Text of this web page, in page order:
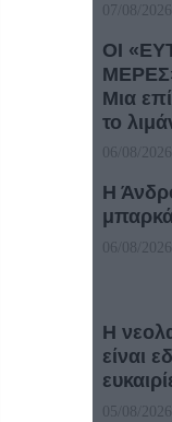
07/08/2026
ΟΙ
Μια
το
06/08/2026
Η
06/08/2026
Η
είναι
05/08/2026